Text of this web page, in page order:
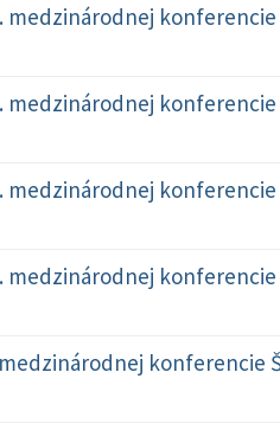
medzinárodnej
medzinárodnej
medzinárodnej
medzinárodnej
konferencie